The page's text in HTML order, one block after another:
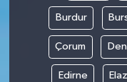
Burdur
Çorum
Edirne